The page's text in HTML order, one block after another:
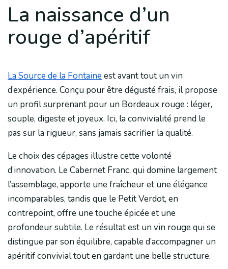
La naissance d’un
rouge d’apéritif
La Source de la Fontaineest avant tout un vin
d’expérience. Conçu pour être dégusté frais, il propose
un profil surprenant pour un Bordeaux rouge : léger,
souple, digeste et joyeux. Ici, la convivialité prend le
pas sur la rigueur, sans jamais sacrifier la qualité.
Le choix des cépages illustre cette volonté
d’innovation. Le Cabernet Franc, qui domine largement
l’assemblage, apporte une fraîcheur et une élégance
incomparables, tandis que le Petit Verdot, en
contrepoint, offre une touche épicée et une
profondeur subtile. Le résultat est un vin rouge qui se
distingue par son équilibre, capable d’accompagner un
apéritif convivial tout en gardant une belle structure.